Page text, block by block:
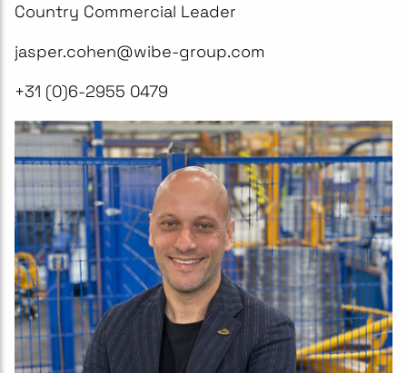
Country Commercial Leader
jasper.cohen@wibe-group.com
+31 (0)6-2955 0479